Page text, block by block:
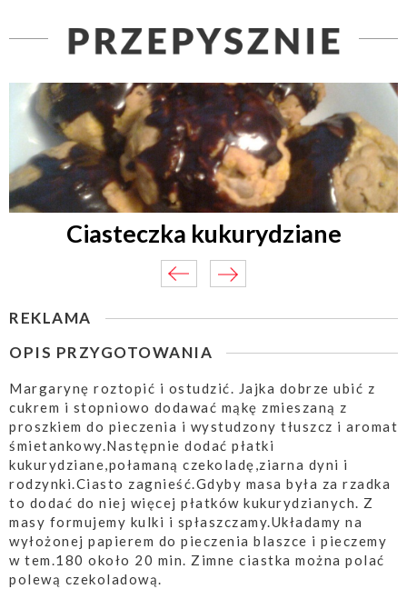
Ciasteczka kukurydziane
REKLAMA
OPIS PRZYGOTOWANIA
Margarynę roztopić i ostudzić. Jajka dobrze ubić z
cukrem i stopniowo dodawać mąkę zmieszaną z
proszkiem do pieczenia i wystudzony tłuszcz i aromat
śmietankowy.Następnie dodać płatki
kukurydziane,połamaną czekoladę,ziarna dyni i
rodzynki.Ciasto zagnieść.Gdyby masa była za rzadka
to dodać do niej więcej płatków kukurydzianych. Z
masy formujemy kulki i spłaszczamy.Układamy na
wyłożonej papierem do pieczenia blaszce i pieczemy
w tem.180 około 20 min. Zimne ciastka można polać
polewą czekoladową.